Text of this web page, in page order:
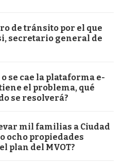
de tránsito por el que
secretario general de
se cae la plataforma e-
el problema, qué
se resolverá?
mil familias a Ciudad
ocho propiedades
plan del MVOT?